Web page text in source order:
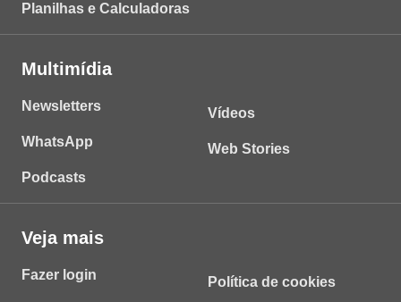
Planilhas e Calculadoras
Multimídia
Newsletters
WhatsApp
Podcasts
Vídeos
Web Stories
Veja mais
Fazer login Política de cookies